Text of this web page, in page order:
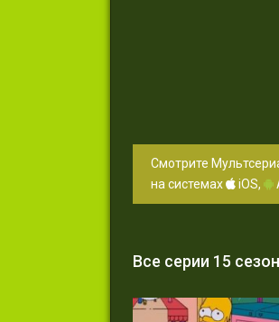
Смотрите
на системах
iOS,
Все серии 15